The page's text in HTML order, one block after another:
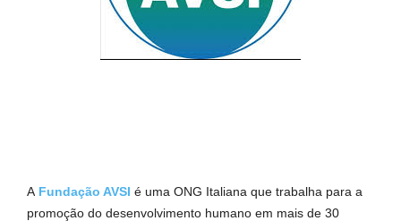
A Fundação AVSI é uma ONG Italiana que trabalha para a
promoção do desenvolvimento humano em mais de 30